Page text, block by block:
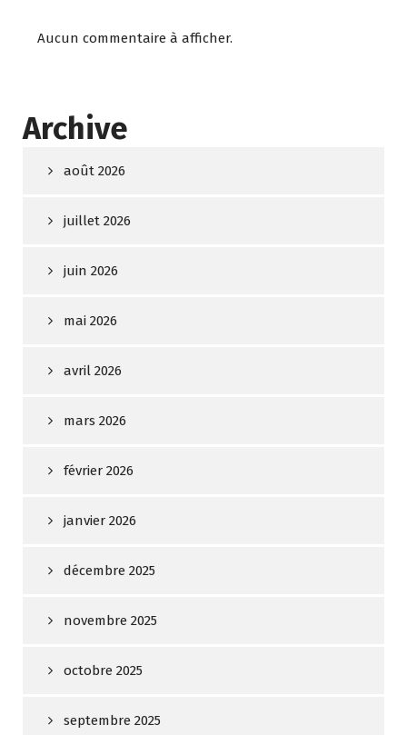
Aucun commentaire à afficher.
Archive
août 2026
juillet 2026
juin 2026
mai 2026
avril 2026
mars 2026
février 2026
janvier 2026
décembre 2025
novembre 2025
octobre 2025
septembre 2025